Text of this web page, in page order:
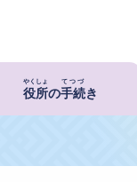
役所
やくしょ
の手続
てつづ
き